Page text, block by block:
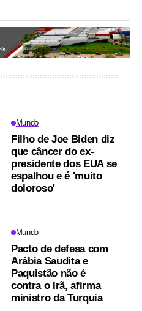
Mundo
Filho de Joe Biden diz
que câncer do ex-
presidente dos EUA se
espalhou e é 'muito
doloroso'
Mundo
Pacto de defesa com
Arábia Saudita e
Paquistão não é
contra o Irã, afirma
ministro da Turquia